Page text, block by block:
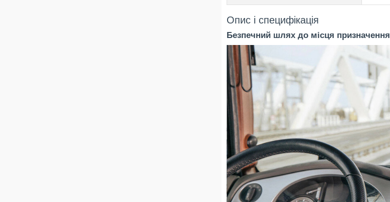
Опис і специфікація
Безпечний шлях до місця призначення